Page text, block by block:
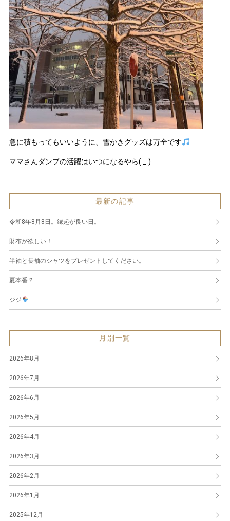
急に積もってもいいように、雪かきグッズは万全です
ママさんダンプの活躍はいつになるやら(._.)
最新の記事
令和8年8月8日。縁起が良い日。
財布が欲しい！
半袖と長袖のシャツをプレゼントしてください。
夏本番？
ジジ
月別一覧
2026年8月
2026年7月
2026年6月
2026年5月
2026年4月
2026年3月
2026年2月
2026年1月
2025年12月